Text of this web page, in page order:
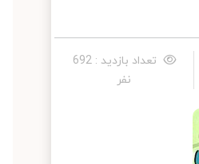
تعداد بازدید : 692
نفر